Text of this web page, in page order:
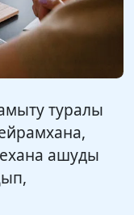
туралы
ашуды